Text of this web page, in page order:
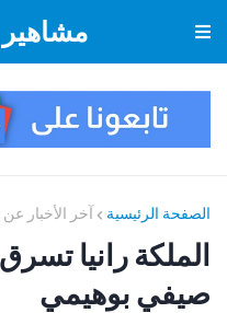
مشاهير
الصفحة الرئيسية آخر الأخبار عن
الملكة رانيا
صيفي بوهيمي